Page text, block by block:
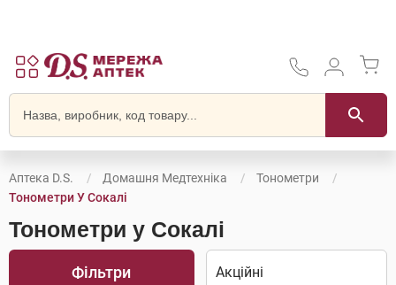
Аптека D.S. Домашня Медтехніка
Тонометри
Тонометри У Сокалі
Тонометри у Сокалі
Фільтри